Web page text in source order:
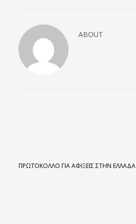
ABOUT
ΠΡΩΤΌΚΟΛΛΟ ΓΙΑ ΑΦΊΞΕΙΣ ΣΤΗΝ ΕΛΛΆΔΑ